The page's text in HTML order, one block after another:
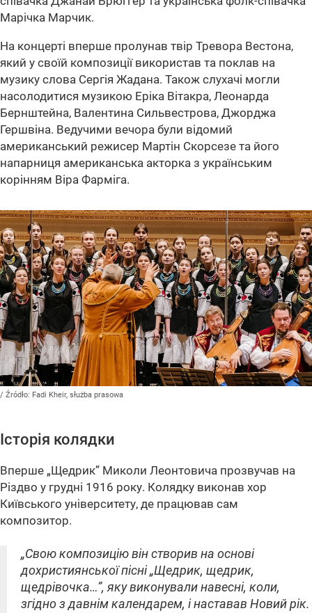
Марічка Марчик.
На концерті вперше пролунав твір Тревора Вестона,
який у своїй композиції використав та поклав на
музику слова Сергія Жадана. Також слухачі могли
насолодитися музикою Еріка Вітакра, Леонарда
Бернштейна, Валентина Сильвестрова, Джорджа
Гершвіна. Ведучими вечора були відомий
американський режисер Мартін Скорсезе та його
напарниця американська акторка з українським
корінням Віра Фарміга.
/ Źródło: Fadi Kheir, służba prasowa
Історія колядки
Вперше „Щедрик” Миколи Леонтовича прозвучав на
Різдво у грудні 1916 року. Колядку виконав хор
Київського університету, де працював сам
композитор.
„Свою композицію він створив на основі
дохристиянської пісні „Щедрик, щедрик,
щедрівочка…”, яку виконували навесні, коли,
згідно з давнім календарем, і наставав Новий рік.